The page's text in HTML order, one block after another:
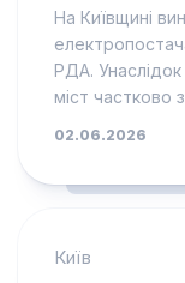
На Київщині
РДА.
міст частково
02.06.2026
Київ